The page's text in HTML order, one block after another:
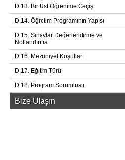
D.13. Bir Üst Öğrenime Geçiş
D.14. Öğretim Programının Yapısı
D.15. Sınavlar Değerlendirme ve
Notlandırma
D.16. Mezuniyet Koşulları
D.17. Eğitim Türü
D.18. Program Sorumlusu
Bize Ulaşın